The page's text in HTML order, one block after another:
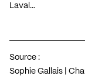
Laval…
Source :
Sophie Gallais |